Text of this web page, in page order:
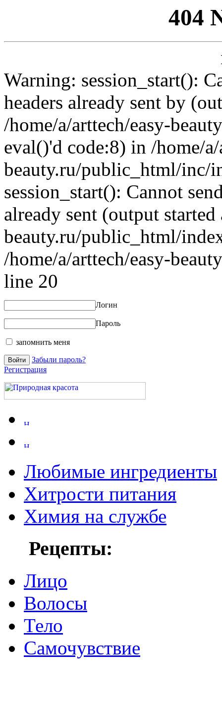
404
Warning: session_start():
headers already sent by
/home/a/arttech/easy-
eval()'d code:8) in /home/
beauty.ru/public_html/inc/
session_start(): Cannot
already sent (output
beauty.ru/public_html/
/home/a/arttech/easy-
line 20
Логин
Пароль
запомнить меня
Забыли пароль?
Регистрация
Любимые ингредиенты
Хитрости питания
Химия на службе
Рецепты:
Лицо
Волосы
Тело
Самочувствие